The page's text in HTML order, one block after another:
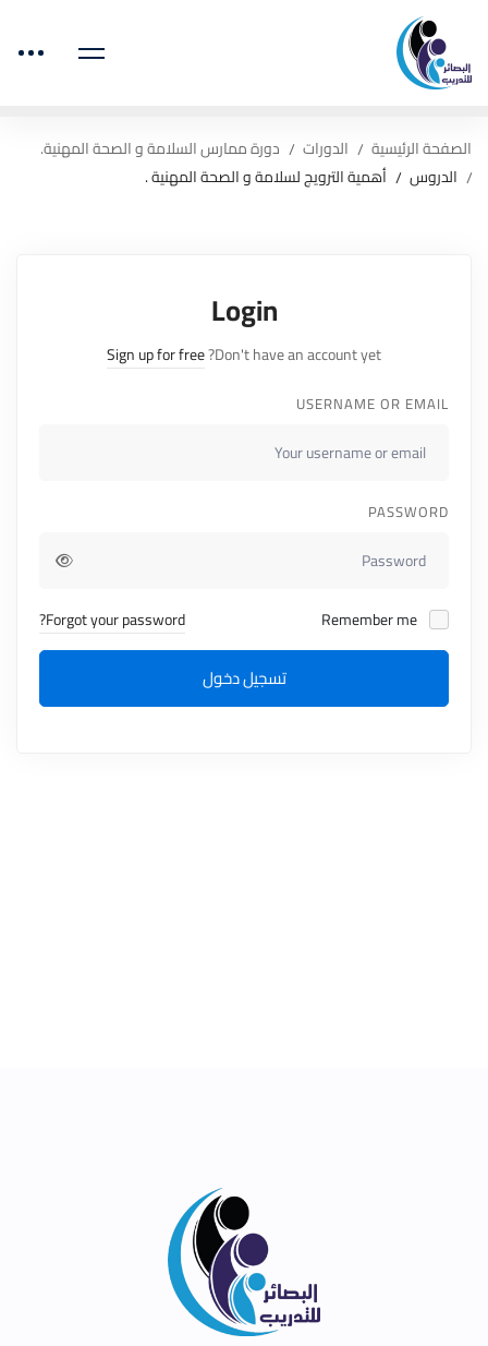
الصفحة الرئيسية الدورات
دورة ممارس السلامة و الصحة المهنية.
الدروس
أهمية الترويج لسلامة و الصحة المهنية .
Login
Don't have an account yet?
Sign up for free
USERNAME OR EMAIL
PASSWORD
Forgot your password?
تسجيل دخول